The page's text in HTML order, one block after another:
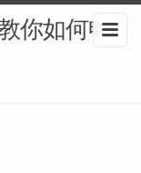
你如何申